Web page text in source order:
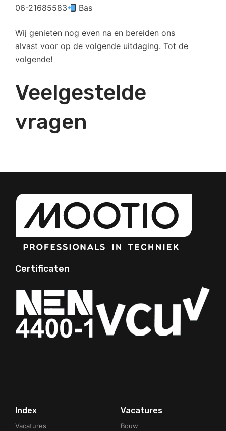
06-21685583
Bas
Wij genieten nog even na en bereiden ons
alvast voor op de volgende uitdaging. Tot de
volgende!
Veelgestelde
vragen
Certificaten
Index
Vacatures
Vacatures
Bouw